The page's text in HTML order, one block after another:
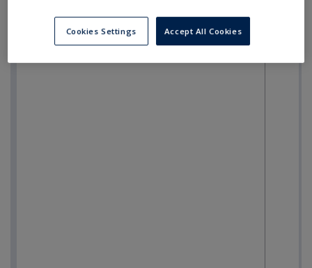
Cookies Settings Accept All Cookies